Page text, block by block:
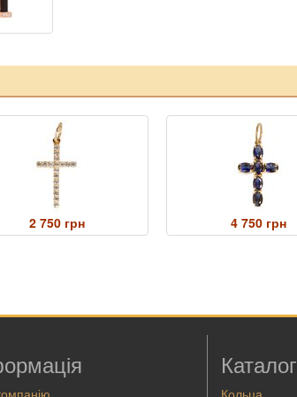
2 750 грн 4 750 грн
Каталог
Кольца